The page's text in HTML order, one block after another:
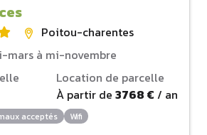
Poitou-charentes
mars à mi-novembre
Location de parcelle
À partir de 3768 € / an
acceptés Wifi